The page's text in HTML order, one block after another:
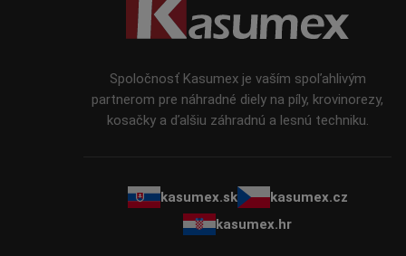
Spoločnosť Kasumex je vaším spoľahlivým
partnerom pre náhradné diely na píly, krovinorezy,
kosačky a ďalšiu záhradnú a lesnú techniku.
kasumex.sk
kasumex.cz
kasumex.hr